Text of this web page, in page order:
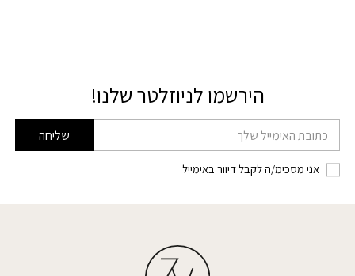
הירשמו לניוזלטר שלנו!
דוא׳׳ל שליחה
אני מסכימ/ה לקבל דיוור באימייל